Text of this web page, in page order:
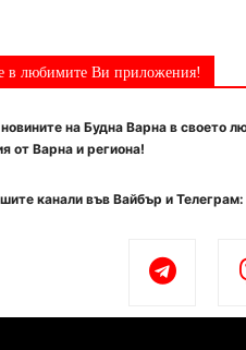
в любимите Ви приложения!
на Будна Варна в своето
от Варна и региона!
канали във Вайбър и Телеграм: